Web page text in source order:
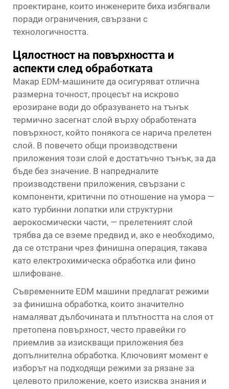
проектиране, които инженерите биха избягвали
поради ограничения, свързани с
технологичността.
Цялостност на повърхността и
аспекти след обработката
Макар EDM-машините да осигуряват отлична
размерна точност, процесът на искрово
ерозиране води до образуването на тънък
термично засегнат слой върху обработената
повърхност, който понякога се нарича прелетен
слой. В повечето общи производствени
приложения този слой е достатъчно тънък, за да
бъде без значение. В напредналите
производствени приложения, свързани с
компоненти, критични по отношение на умора —
като турбинни лопатки или структурни
аерокосмически части, — прелетеният слой
трябва да се вземе предвид и, ако е необходимо,
да се отстрани чрез финишна операция, такава
като електрохимическа обработка или фино
шлифоване.
Съвременните EDM машини предлагат режими
за финишна обработка, които значително
намаляват дълбочината и плътността на слоя от
претопена повърхност, често правейки го
приемлив за изискващи приложения без
допълнителна обработка. Ключовият момент е
изборът на подходящи режими за рязане за
целевото приложение, което изисква знания и